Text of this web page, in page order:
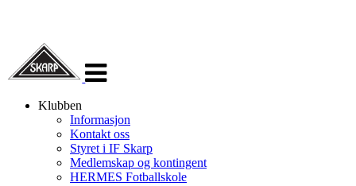
navigasjon
Klubben
Informasjon
Kontakt oss
Styret i IF Skarp
Medlemskap og kontingent
HERMES Fotballskole